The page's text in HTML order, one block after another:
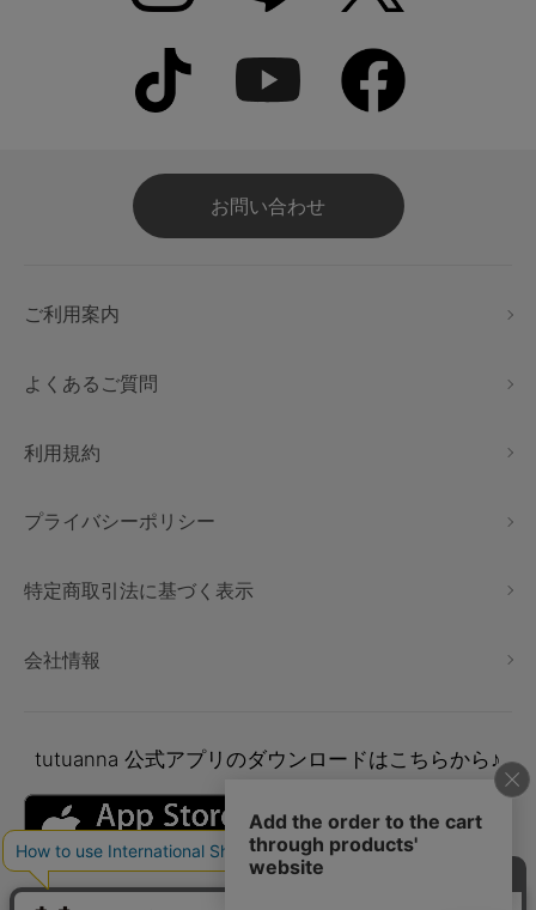
お問い合わせ
ご利用案内
よくあるご質問
利用規約
プライバシーポリシー
特定商取引法に基づく表示
会社情報
tutuanna 公式アプリのダウンロードはこちらから♪